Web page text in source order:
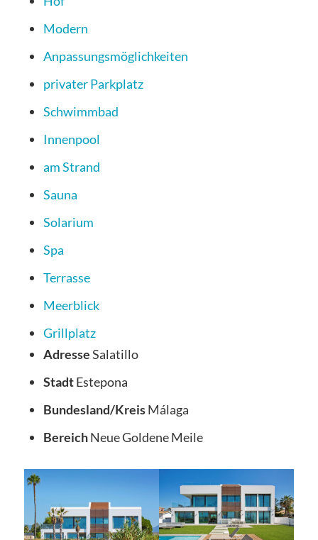
Modern
Anpassungsmöglichkeiten
privater Parkplatz
Schwimmbad
Innenpool
am Strand
Sauna
Solarium
Spa
Terrasse
Meerblick
Grillplatz
AdresseSalatillo
Stadt Estepona
Bundesland/Kreis Málaga
Bereich Neue Goldene Meile